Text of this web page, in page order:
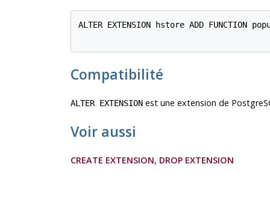
ALTER EXTENSION hstore ADD
Compatibilité
ALTER EXTENSIONest une extension de
Voir aussi
CREATE EXTENSION, DROP EXTENSION